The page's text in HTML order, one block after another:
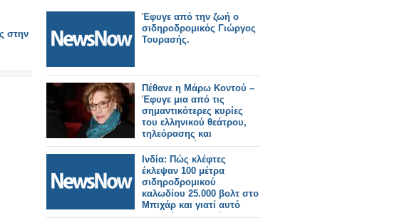
στην
Έφυγε από την ζωή ο
σιδηροδρομικός Γιώργος
Τουρασής.
Πέθανε η Μάρω Κοντού –
Έφυγε μια από τις
σημαντικότερες κυρίες
του ελληνικού θεάτρου,
τηλεόρασης και
κινηματογράφου
Ινδία: Πώς κλέφτες
έκλεψαν 100 μέτρα
σιδηροδρομικού
καλωδίου 25.000 βολτ στο
Μπιχάρ και γιατί αυτό
συμβαίνει συνεχώς.